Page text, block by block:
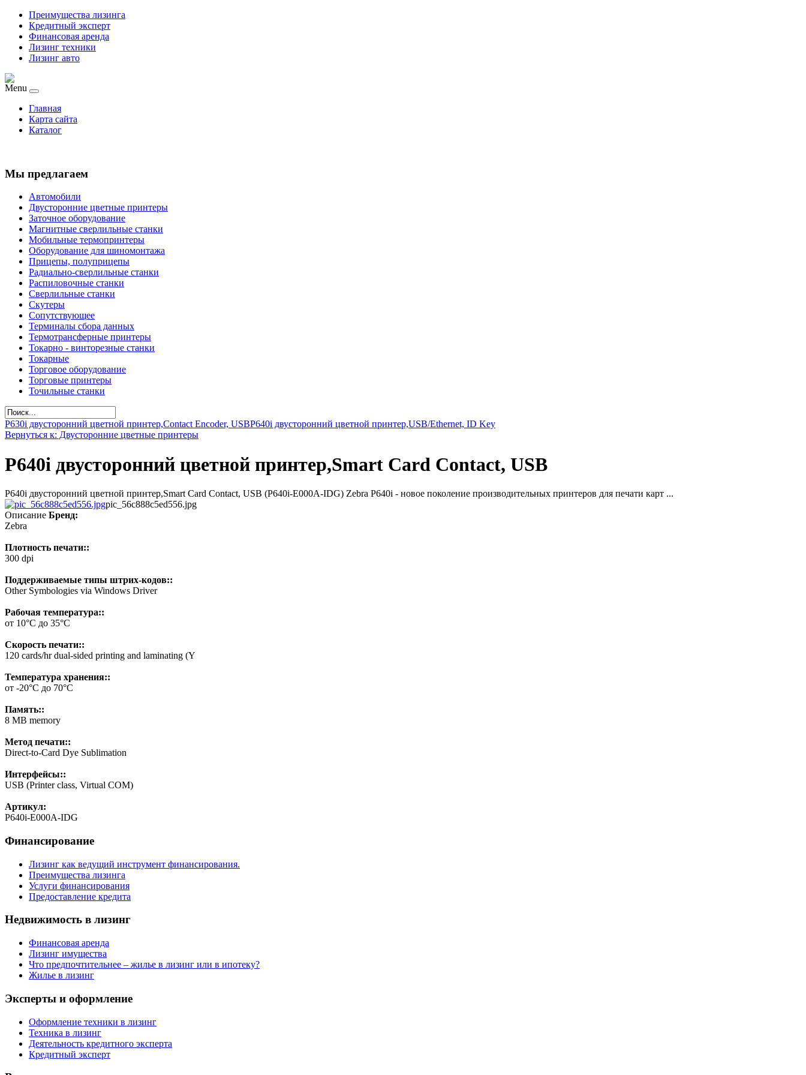
Преимущества лизинга
Кредитный эксперт
Финансовая аренда
Лизинг техники
Лизинг авто
Menu
Главная
Карта сайта
Каталог
Мы предлагаем
Автомобили
Двусторонние цветные принтеры
Заточное оборудование
Магнитные сверлильные станки
Мобильные термопринтеры
Оборудование для шиномонтажа
Прицепы, полуприцепы
Радиально-сверлильные станки
Распиловочные станки
Сверлильные станки
Скутеры
Сопутствующее
Терминалы сбора данных
Термотрансферные принтеры
Токарно - винторезные станки
Токарные
Торговое оборудование
Торговые принтеры
Точильные станки
P630i двусторонний цветной принтер,Contact Encoder, USBP640i двусторонний цветной принтер,USB/Ethernet, ID Key
Вернуться к: Двусторонние цветные принтеры
P640i двусторонний цветной принтер,Smart Card Contact, USB
P640i двусторонний цветной принтер,Smart Card Contact, USB (P640i-E000A-IDG) Zebra P640i - новое поколение производительных принтеров для печати карт ...
pic_56c888c5ed556.jpg
Описание Бренд:
Zebra
Плотность печати::
300 dpi
Поддерживаемые типы штрих-кодов::
Other Symbologies via Windows Driver
Рабочая температура::
от 10°C до 35°C
Скорость печати::
120 cards/hr dual-sided printing and laminating (Y
Температура хранения::
от -20°C до 70°C
Память::
8 MB memory
Метод печати::
Direct-to-Card Dye Sublimation
Интерфейсы::
USB (Printer class, Virtual COM)
Артикул:
P640i-E000A-IDG
Финансирование
Лизинг как ведущий инструмент финансирования.
Преимущества лизинга
Услуги финансирования
Предоставление кредита
Недвижимость в лизинг
Финансовая аренда
Лизинг имущества
Что предпочтительнее – жилье в лизинг или в ипотеку?
Жилье в лизинг
Эксперты и оформление
Оформление техники в лизинг
Техника в лизинг
Деятельность кредитного эксперта
Кредитный эксперт